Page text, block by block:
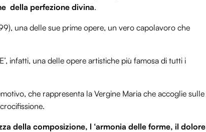
della perfezione divina.
una delle sue prime opere, un vero capolavoro che
infatti, una delle opere artistiche più famosa di tutti i
che rappresenta la Vergine Maria che accoglie sulle
della composizione, l ‘armonia delle forme, il dolore